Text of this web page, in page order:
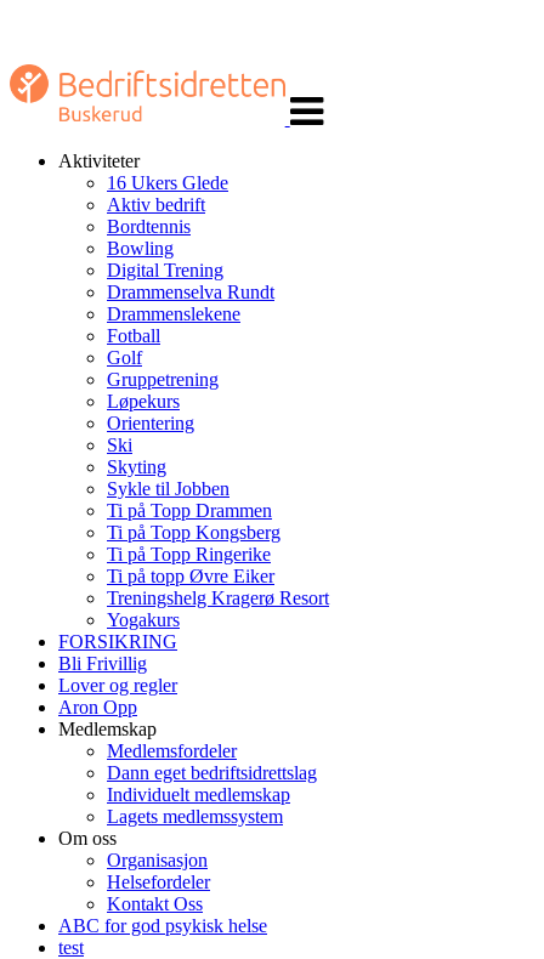
navigasjon
Aktiviteter
16 Ukers Glede
Aktiv bedrift
Bordtennis
Bowling
Digital Trening
Drammenselva Rundt
Drammenslekene
Fotball
Golf
Gruppetrening
Løpekurs
Orientering
Ski
Skyting
Sykle til Jobben
Ti på Topp Drammen
Ti på Topp Kongsberg
Ti på Topp Ringerike
Ti på topp Øvre Eiker
Treningshelg Kragerø Resort
Yogakurs
FORSIKRING
Bli Frivillig
Lover og regler
Aron Opp
Medlemskap
Medlemsfordeler
Dann eget bedriftsidrettslag
Individuelt medlemskap
Lagets medlemssystem
Om oss
Organisasjon
Helsefordeler
Kontakt Oss
ABC for god psykisk helse
test